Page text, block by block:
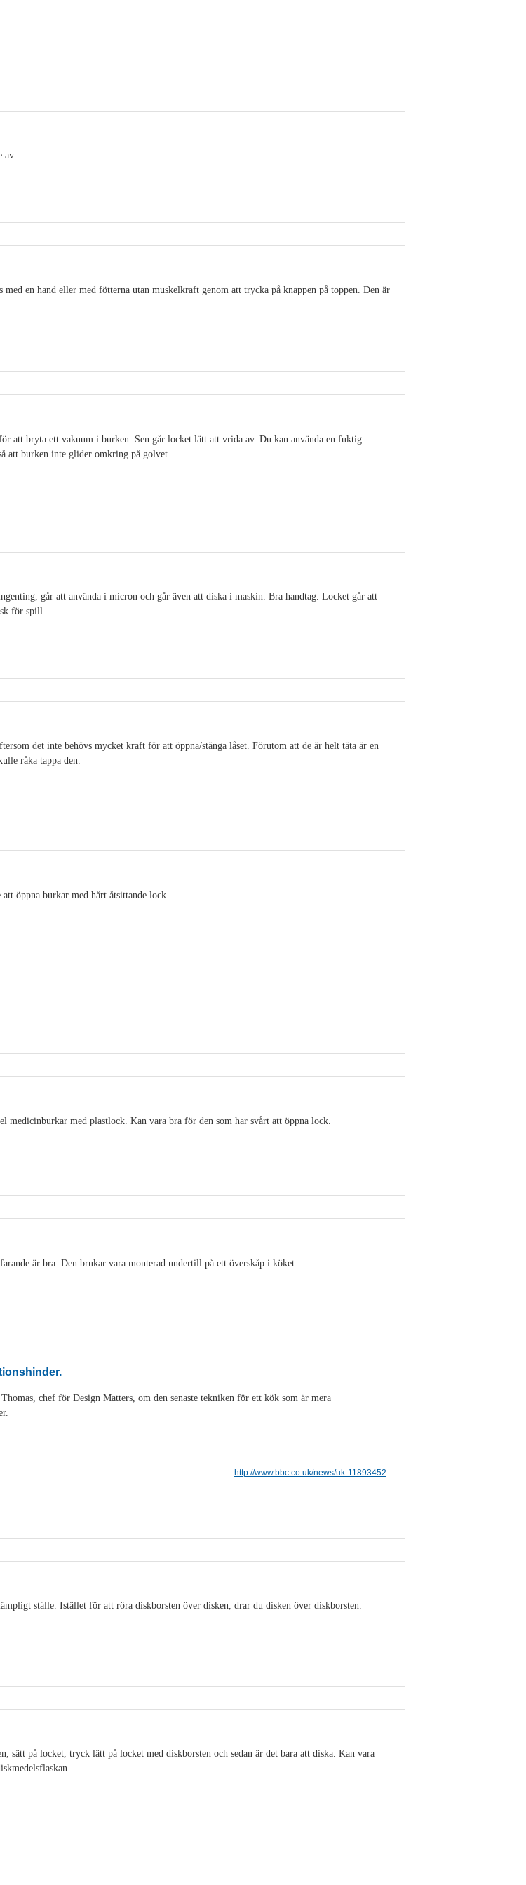
av.
en hand eller med fötterna utan muskelkraft genom att trycka på knappen på toppen. Den är
att bryta ett vakuum i burken. Sen går locket lätt att vrida av. Du kan använda en fuktig
att burken inte glider omkring på golvet.
går att använda i micron och går även att diska i maskin. Bra handtag. Locket går att
för spill.
det inte behövs mycket kraft för att öppna/stänga låset. Förutom att de är helt täta är en
råka tappa den.
öppna burkar med hårt åtsittande lock.
medicinburkar med plastlock. Kan vara bra för den som har svårt att öppna lock.
är bra. Den brukar vara monterad undertill på ett överskåp i köket.
chef för Design Matters, om den senaste tekniken för ett kök som är mera
http://www.bbc.co.uk/news/uk-11893452
ställe. Istället för att röra diskborsten över disken, drar du disken över diskborsten.
sätt på locket, tryck lätt på locket med diskborsten och sedan är det bara att diska. Kan vara